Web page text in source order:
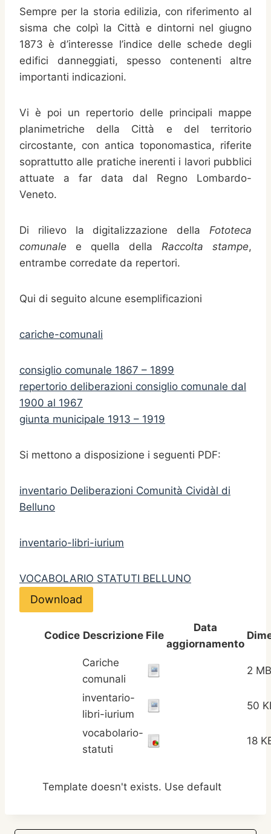
Sempre per la storia edilizia, con riferimento al
sisma che colpì la Città e dintorni nel giugno
1873 è d’interesse l’indice delle schede degli
edifici danneggiati, spesso contenenti altre
importanti indicazioni.
Vi è poi un repertorio delle principali mappe
planimetriche della Città e del territorio
circostante, con antica toponomastica, riferite
soprattutto alle pratiche inerenti i lavori pubblici
attuate a far data dal Regno Lombardo-
Veneto.
Di rilievo la digitalizzazione della Fototeca
comunale e quella della Raccolta stampe,
entrambe corredate da repertori.
Qui di seguito alcune esemplificazioni
cariche-comunali
consiglio comunale 1867 – 1899
repertorio deliberazioni consiglio comunale dal
1900 al 1967
giunta municipale 1913 – 1919
Si mettono a disposizione i seguenti PDF:
inventario Deliberazioni Comunità Cividàl di
Belluno
inventario-libri-iurium
VOCABOLARIO STATUTI BELLUNO
Download
Codice Descrizione File
Data
aggiornamento
Cariche
comunali
2
inventario-
libri-iurium
50
vocabolario-
statuti
18
Template doesn't exists. Use default